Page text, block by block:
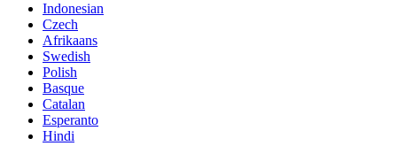
Indonesian
Czech
Afrikaans
Swedish
Polish
Basque
Catalan
Esperanto
Hindi